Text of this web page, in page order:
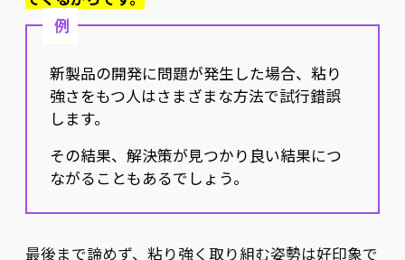
例
新製品の開発に問題が発生した場合、粘り
強さをもつ人はさまざまな方法で試行錯誤
します。
その結果、解決策が見つかり良い結果につ
ながることもあるでしょう。
最後まで諦めず、粘り強く取り組む姿勢は好印象で